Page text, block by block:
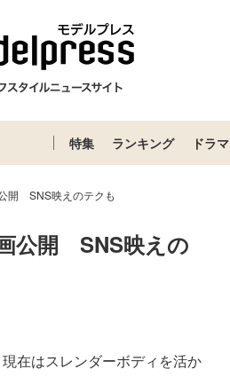
特集 ランキング ドラマ
開 SNS映えのテクも
公開　SNS映えの
在はスレンダーボディを活か